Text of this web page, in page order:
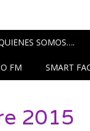
SOMOS….
FM SMART
2015